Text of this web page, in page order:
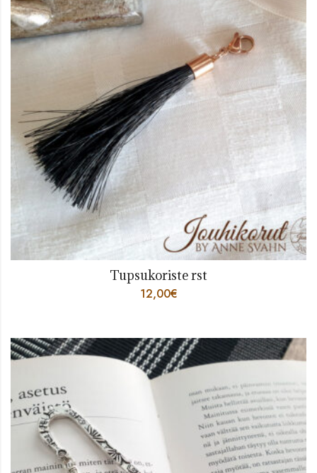
Tupsukoriste rst
12,00€